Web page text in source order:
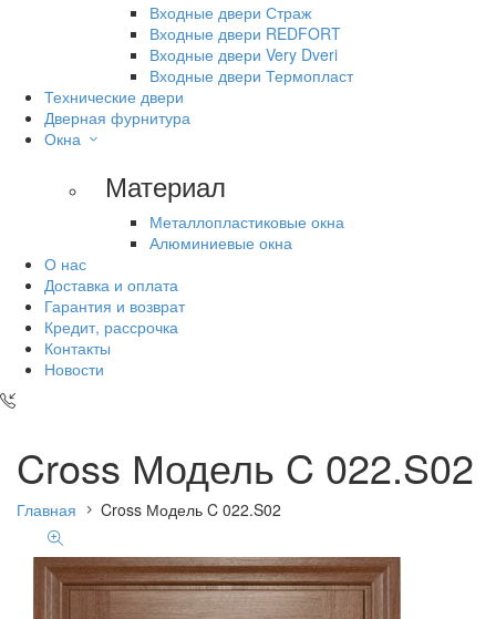
Входные двери Страж
Входные двери REDFORT
Входные двери Very Dveri
Входные двери Термопласт
Технические двери
Дверная фурнитура
Окна
Материал
Металлопластиковые окна
Алюминиевые окна
О нас
Доставка и оплата
Гарантия и возврат
Кредит, рассрочка
Контакты
Новости
Cross Модель C 022.S02
Главная Cross Модель C 022.S02